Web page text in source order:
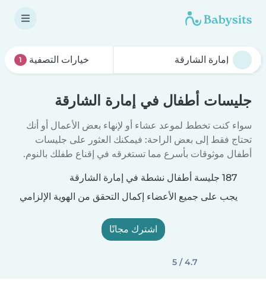
خيارات التصفية 1
جليسات أطفال في إمارة الشارقة
سواء كنت تخطط لموعد عشاء أو لإنهاء بعض الأعمال أو أنك
تحتاج فقط إلى بعض الراحة: فيمكنك العثور على جليسات
أطفال موثوقات بأسرع مما تستغرقه في إقناع طفلك بالنوم.
187 جليسة أطفال نشطة في إمارة الشارقة
يجب على جميع الأعضاء إكمال التحقق من الهوية الإلزامي
اشترك مجانًا
4.7 / 5